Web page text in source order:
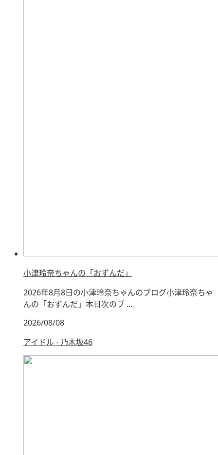
小津玲奈ちゃんの「おずんだ」
2026年8月8日の小津玲奈ちゃんのブログ小津玲奈ちゃ
んの「おずんだ」本日次のブ ...
2026/08/08
アイドル - 乃木坂46